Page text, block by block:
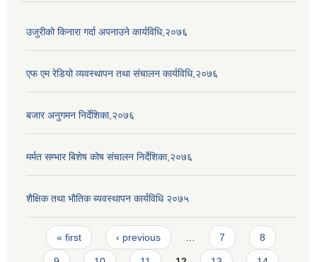
उजुरीको किनारा गर्दा अपनाउने कार्यविधि,२०७६
एफ एम रेडियो व्यवस्थापन तथा संचालन कार्यविधि,२०७६
बजार अनुगमन निर्देशिका,२०७६
मर्मत सम्भार बिशेष कोष संचालन निर्देशिका,२०७६
शैक्षिक तथा भाैतिक ब्यवस्थापन कार्यविधि २०७५
Pages
« first ‹ previous 7 8